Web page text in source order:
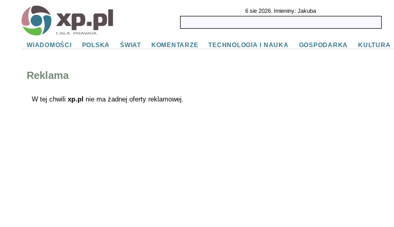
6 sie 2026. Imieniny: Jakuba
WIADOMOŚCI POLSKA ŚWIAT KOMENTARZE TECHNOLOGIA I NAUKA GOSPODARKA KULTURA
Reklama
W tej chwili xp.pl nie ma żadnej oferty reklamowej.